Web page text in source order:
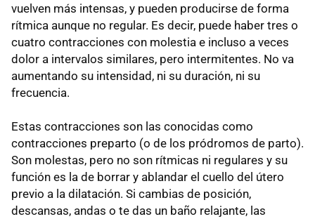
vuelven más intensas, y pueden producirse de forma
rítmica aunque no regular. Es decir, puede haber tres o
cuatro contracciones con molestia e incluso a veces
dolor a intervalos similares, pero intermitentes. No va
aumentando su intensidad, ni su duración, ni su
frecuencia.
Estas contracciones son las conocidas como
contracciones preparto (o de los pródromos de parto).
Son molestas, pero no son rítmicas ni regulares y su
función es la de borrar y ablandar el cuello del útero
previo a la dilatación. Si cambias de posición,
descansas, andas o te das un baño relajante, las